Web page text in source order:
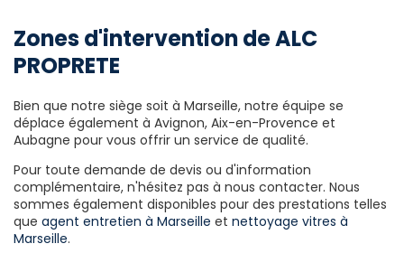
Zones d'intervention de ALC
PROPRETE
Bien que notre siège soit à Marseille, notre équipe se
déplace également à Avignon, Aix-en-Provence et
Aubagne pour vous offrir un service de qualité.
Pour toute demande de devis ou d'information
complémentaire, n'hésitez pas à nous contacter. Nous
sommes également disponibles pour des prestations telles
que agent entretien à Marseille et nettoyage vitres à
Marseille.